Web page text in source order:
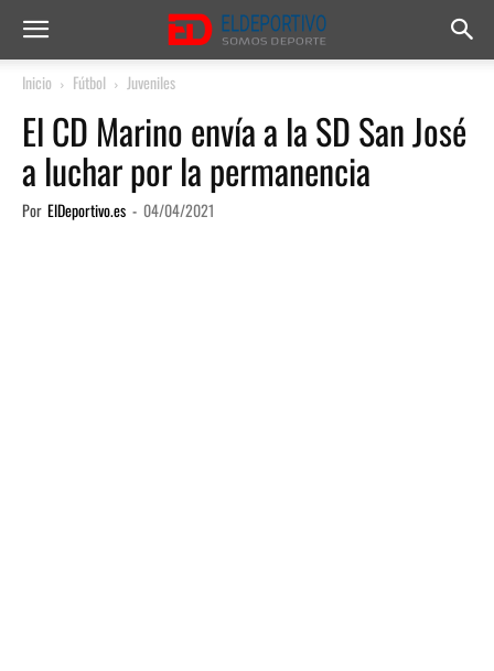
Inicio Fútbol Juveniles
El CD Marino envía a la SD San José
a luchar por la permanencia
Por ElDeportivo.es - 04/04/2021